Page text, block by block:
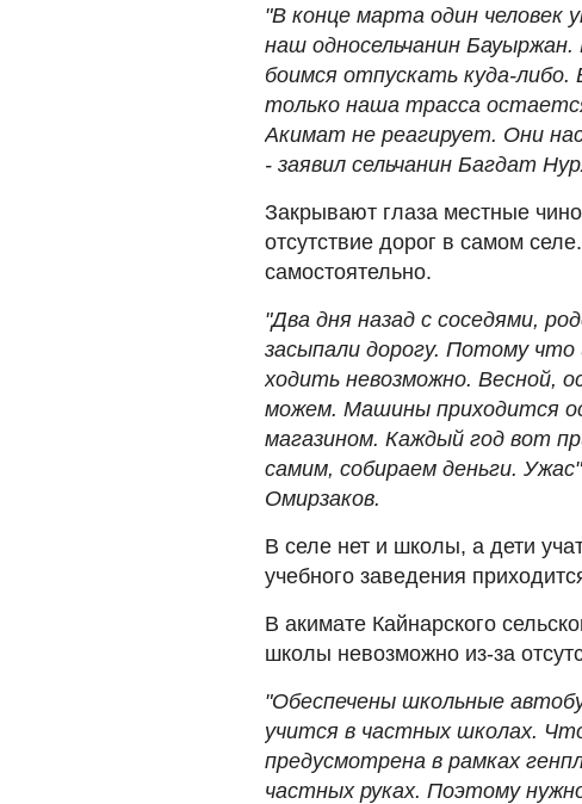
"В конце марта один человек
наш односельчанин
боимся отпускать куда-либо.
только наша трасса
Акимат не реагирует. Они
- заявил сельчанин Багдат
Закрывают глаза местные
отсутствие дорог в самом
самостоятельно.
"Два дня назад с соседями,
засыпали дорогу. Потому
ходить невозможно. Весной,
можем. Машины приходится
магазином. Каждый год вот
самим, собираем деньги.
Омирзаков.
В селе нет и школы, а дети
учебного заведения
В акимате Кайнарского
школы невозможно из-за
"Обеспечены школьные
учится в частных школах.
предусмотрена в рамках
частных руках. Поэтому